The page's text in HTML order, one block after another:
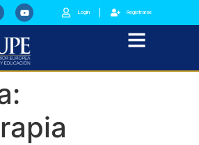
Login Registrarse